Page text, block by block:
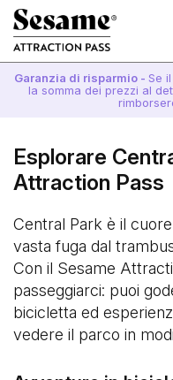
Garanzia di risparmio - Se
la somma dei prezzi al
Esplorare
Attraction Pass
Central Park è il
vasta fuga dal
Con il Sesame
passeggiarci: puoi
bicicletta ed
vedere il parco in